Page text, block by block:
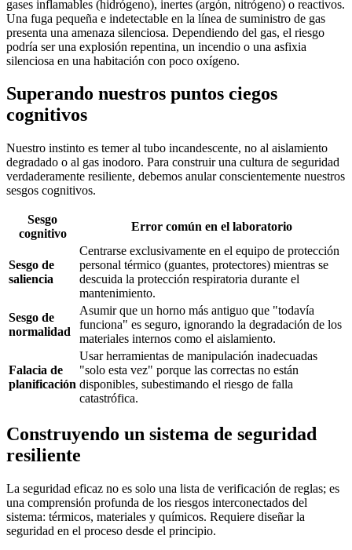
gases inflamables (hidrógeno), inertes (argón, nitrógeno) o reactivos.
Una fuga pequeña e indetectable en la línea de suministro de gas
presenta una amenaza silenciosa. Dependiendo del gas, el riesgo
podría ser una explosión repentina, un incendio o una asfixia
silenciosa en una habitación con poco oxígeno.
Superando nuestros puntos ciegos
cognitivos
Nuestro instinto es temer al tubo incandescente, no al aislamiento
degradado o al gas inodoro. Para construir una cultura de seguridad
verdaderamente resiliente, debemos anular conscientemente nuestros
sesgos cognitivos.
Sesgo
cognitivo
Error común en el laboratorio
Sesgo de
saliencia
Centrarse exclusivamente en el equipo de protección
personal térmico (guantes, protectores) mientras se
descuida la protección respiratoria durante el
mantenimiento.
Sesgo de
normalidad
Asumir que un horno más antiguo que "todavía
funciona" es seguro, ignorando la degradación de los
materiales internos como el aislamiento.
Falacia de
planificación
Usar herramientas de manipulación inadecuadas
"solo esta vez" porque las correctas no están
disponibles, subestimando el riesgo de falla
catastrófica.
Construyendo un sistema de seguridad
resiliente
La seguridad eficaz no es solo una lista de verificación de reglas; es
una comprensión profunda de los riesgos interconectados del
sistema: térmicos, materiales y químicos. Requiere diseñar la
seguridad en el proceso desde el principio.